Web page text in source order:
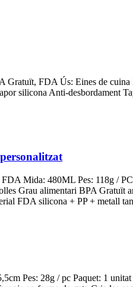
Gratuït, FDA Ús: Eines de
silicona Anti-desbordament
Mida: 480ML Pes: 118g /
Grau alimentari BPA Gratuït
FDA silicona + PP + metall
Pes: 28g / pc Paquet: 1